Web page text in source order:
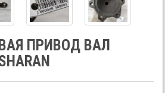
ПРИВОД ВАЛ